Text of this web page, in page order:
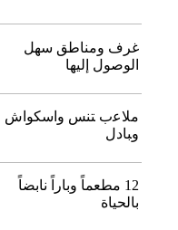
ﻏﺮف وﻣﻨﺎﻃﻖ سهل
الوصول إليها
ملاﻋب ﺘﻨﺲ واﺳﻜﻮاش
وﺒﺎدل
12 ﻣﻄﻌﻤﺎً وﺑﺎراً ﻧﺎﺑﻀﺎً
ﺑﺎﻟﺤﻴﺎة